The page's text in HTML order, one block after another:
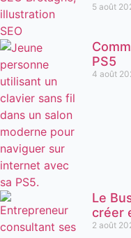
5 août
PS5
4 août
Le
créer
2 août